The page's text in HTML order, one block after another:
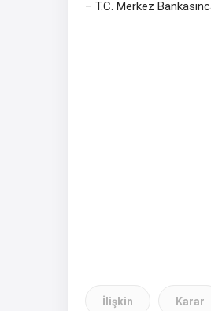
– T.C. Merkez
İlişkin Karar